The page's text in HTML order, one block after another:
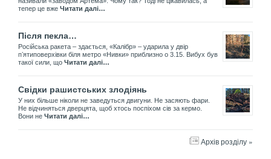
тепер це вже Читати далі…
Після пекла…
Російська ракета – здається, «Калібр» – ударила у двір
пʼятиповерхівки біля метро «Нивки» приблизно о 3.15. Вибух був
такої сили, що Читати далі…
Свідки рашистських злодіянь
У них більше ніколи не заведуться двигуни. Не засяють фари.
Не відчиняться дверцята, щоб хтось поспіхом сів за кермо.
Вони не Читати далі…
Архів розділу »